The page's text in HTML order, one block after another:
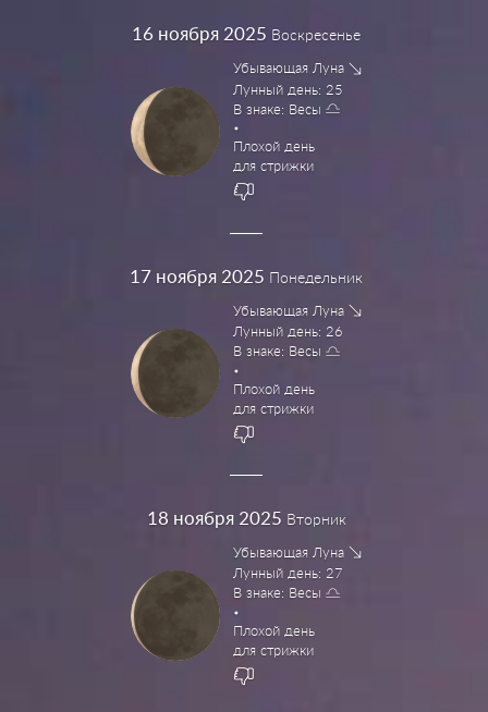
16 ноября 2025 Воскресенье
Убывающая Луна
Лунный день: 25
В знаке: Весы
Плохой день
для стрижки
17 ноября 2025 Понедельник
Убывающая Луна
Лунный день: 26
В знаке: Весы
Плохой день
для стрижки
18 ноября 2025 Вторник
Убывающая Луна
Лунный день: 27
В знаке: Весы
Плохой день
для стрижки